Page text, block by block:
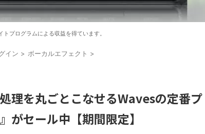
プログラムによる収益を得ています。
イン > ボーカルエフェクト >
理を丸ごとこなせるWavesの定番プ
がセール中【期間限定】